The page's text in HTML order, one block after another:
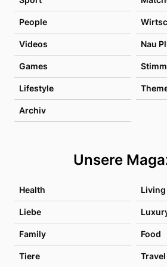
People
Videos Nau
Games
Lifestyle
Archiv
Unsere
Health Living
Liebe
Family Food
Tiere Travel